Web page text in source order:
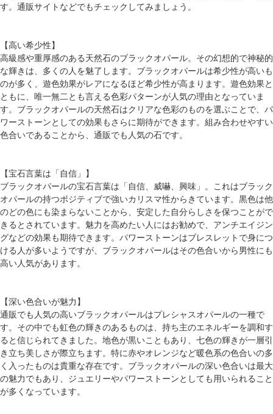
す。通販サイトなどでもチェックしてみましょう。
【高い希少性】
高級感や重厚感のある天然石のブラックオパール。その幻想的で神秘的
な輝きは、多くの人を魅了します。ブラックオパールは希少性が高いも
のが多く、遊色効果がレアになるほど希少性が高まります。遊色効果と
ともに、唯一無二とも言える色彩パターンが人気の理由となっていま
す。ブラックオパールの天然石はクリアな色彩のものを選ぶことで、パ
ワーストーンとしての効果もさらに期待ができます。組み合わせやすい
色合いであることから、通販でも人気の石です。
【宝石言葉は「自信」】
ブラックオパールの宝石言葉は「自信、威嚇、興味」。これはブラック
オパールの持つポジティブで強いカリスマ性からきています。黒色は他
のどの色にも染まらないことから、安定した自分らしさを保つことがで
きるとされています。魅力を高めたい人にはお勧めで、アンチエイジン
グなどの効果も期待できます。パワーストーンはブレスレットで身につ
ける人が多いようですが、ブラックオパールはその色合いから男性にも
高い人気があります。
【深い色合いが魅力】
通販でも人気の高いブラックオパールはプレシャスオパールの一種で
す。その中でも虹色の輝きのあるものは、持ち主のエネルギーを調和す
ると信じられてきました。地色が黒いこともあり、七色の輝きが一層引
き立ち美しさが際立ちます。特に赤やオレンジなど暖色系の色合いの多
く入ったものは貴重な存在です。ブラックオパールの深い色合いは最大
の魅力でもあり、ジュエリーやパワーストーンとしても用いられること
が多くなっています。